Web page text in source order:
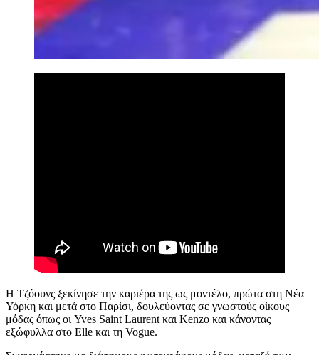
Η Τζόουνς ξεκίνησε την καριέρα της ως μοντέλο, πρώτα στη Νέα
Υόρκη και μετά στο Παρίσι, δουλεύοντας σε γνωστούς οίκους
μόδας όπως οι Yves Saint Laurent και Kenzo και κάνοντας
εξώφυλλα στο Elle και τη Vogue.